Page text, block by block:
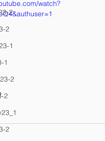
2
2
1
1
2
2
2
watch?